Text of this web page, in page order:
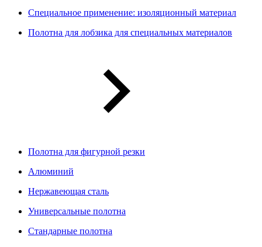
Специальное применение: изоляционный материал
Полотна для лобзика для специальных материалов
Полотна для фигурной резки
Алюминий
Нержавеющая сталь
Универсальные полотна
Стандарные полотна